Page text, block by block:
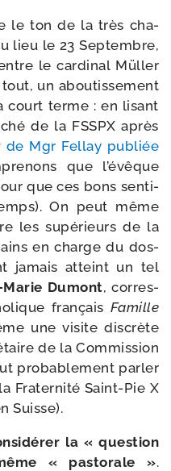
le ton de la très cha­
lieu le 23 Septembre,
le car­di­nal Müller
un abou­tis­se­ment
court terme : en lisant
de la FSSPX après
de Mgr Fellay publiée
que l’é­vêque
que ces bons sen­ti­
On peut même
les supé­rieurs de la
en charge du dos­
jamais atteint un tel
​Marie Dumont, cor­res­
fran­çais Famille
une visite dis­crète
de la Commission
pro­ba­ble­ment par­ler
Fraternité Saint-​Pie X
Suisse).
la « ques­tion
« pas­to­rale ».